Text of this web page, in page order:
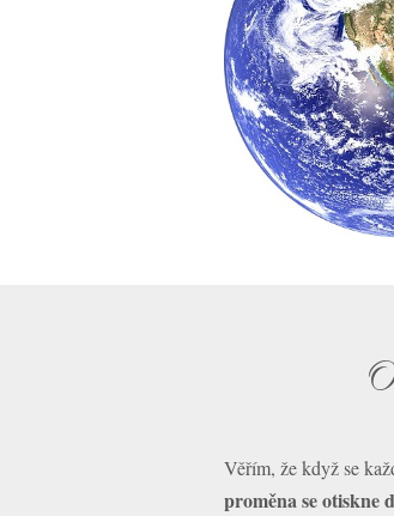
Věřím, že když se
proměna se otiskne